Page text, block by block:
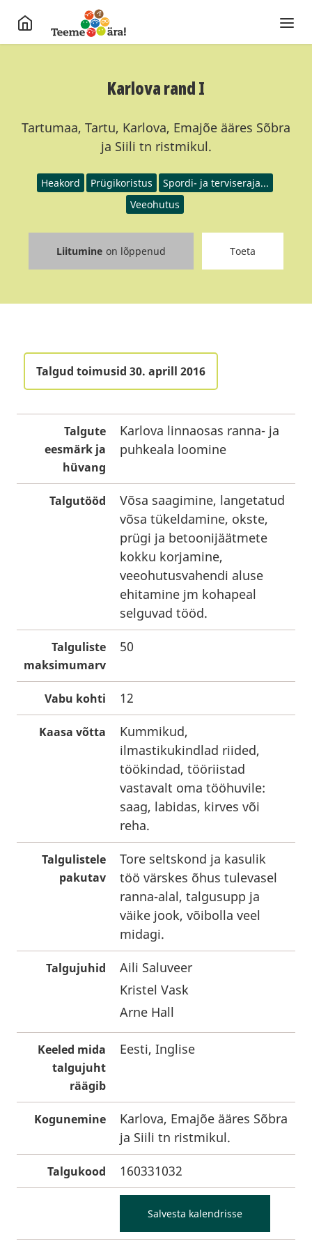
Karlova rand I
Tartumaa, Tartu, Karlova, Emajõe ääres Sõbra
ja Siili tn ristmikul.
Heakord Prügikoristus
Spordi- ja terviseraja...
Veeohutus
Liitumine on lõppenud Toeta
Talgud toimusid 30. aprill 2016
Talgute
eesmärk ja
hüvang
Karlova linnaosas ranna- ja
puhkeala loomine
Talgutööd
Võsa saagimine, langetatud
võsa tükeldamine, okste,
prügi ja betoonijäätmete
kokku korjamine,
veeohutusvahendi aluse
ehitamine jm kohapeal
selguvad tööd.
Talguliste
maksimumarv
50
Vabu kohti 12
Kaasa võtta
Kummikud,
ilmastikukindlad riided,
töökindad, tööriistad
vastavalt oma tööhuvile:
saag, labidas, kirves või
reha.
Talgulistele
pakutav
Tore seltskond ja kasulik
töö värskes õhus tulevasel
ranna-alal, talgusupp ja
väike jook, võibolla veel
midagi.
Talgujuhid
Aili Saluveer
Kristel Vask
Arne Hall
Keeled mida
talgujuht
räägib
Eesti, Inglise
Kogunemine
Karlova, Emajõe ääres Sõbra
ja Siili tn ristmikul.
Talgukood 160331032
Salvesta kalendrisse